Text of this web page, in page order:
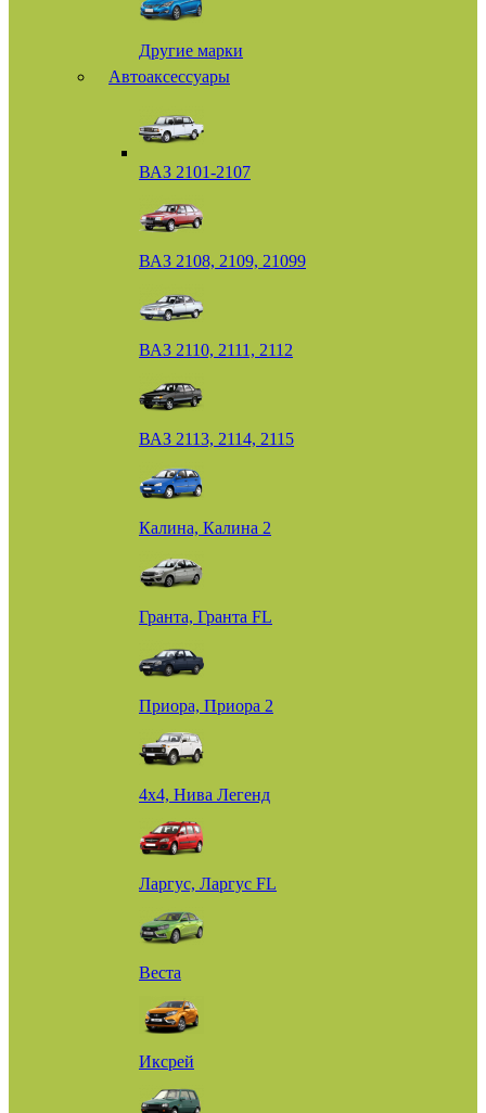
Другие марки
Автоаксессуары
ВАЗ 2101-2107
ВАЗ 2108, 2109, 21099
ВАЗ 2110, 2111, 2112
ВАЗ 2113, 2114, 2115
Калина, Калина 2
Гранта, Гранта FL
Приора, Приора 2
4х4, Нива Легенд
Ларгус, Ларгус FL
Веста
Иксрей